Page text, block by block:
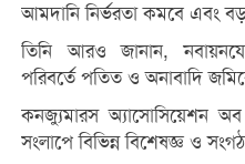
আমদানি নির্ভরতা কমবে এবং বড়
তিনি আরও জানান,
পরিবর্তে পতিত ও অনাবাদি
কনজ্যুমারস অ্যাসোসিয়েশন
সংলাপে বিভিন্ন বিশেষজ্ঞ ও